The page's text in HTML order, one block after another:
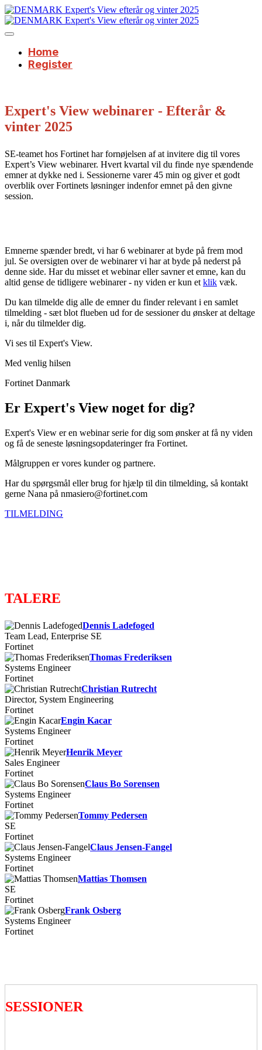
Home
Register
Expert's View webinarer - Efterår &
vinter 2025
SE-teamet hos Fortinet har fornøjelsen af at invitere dig til vores
Expert’s View webinarer. Hvert kvartal vil du finde nye spændende
emner at dykke ned i. Sessionerne varer 45 min og giver et godt
overblik over Fortinets løsninger indenfor emnet på den givne
session.
Emnerne spænder bredt, vi har 6 webinarer at byde på frem mod
jul. Se oversigten over de webinarer vi har at byde på nederst på
denne side. Har du misset et webinar eller savner et emne, kan du
altid gense de tidligere webinarer - ny viden er kun et klik væk.
Du kan tilmelde dig alle de emner du finder relevant i en samlet
tilmelding - sæt blot flueben ud for de sessioner du ønsker at deltage
i, når du tilmelder dig.
Vi ses til Expert's View.
Med venlig hilsen
Fortinet Danmark
Er Expert's View noget for dig?
Expert's View er en webinar serie for dig som ønsker at få ny viden
og få de seneste løsningsopdateringer fra Fortinet.
Målgruppen er vores kunder og partnere.
Har du spørgsmål eller brug for hjælp til din tilmelding, så kontakt
gerne Nana på nmasiero@fortinet.com
TILMELDING
TALERE
Dennis Ladefoged
Team Lead, Enterprise SE
Fortinet
Thomas Frederiksen
Systems Engineer
Fortinet
Christian Rutrecht
Director, System Engineering
Fortinet
Engin Kacar
Systems Engineer
Fortinet
Henrik Meyer
Sales Engineer
Fortinet
Claus Bo Sorensen
Systems Engineer
Fortinet
Tommy Pedersen
SE
Fortinet
Claus Jensen-Fangel
Systems Engineer
Fortinet
Mattias Thomsen
SE
Fortinet
Frank Osberg
Systems Engineer
Fortinet
SESSIONER